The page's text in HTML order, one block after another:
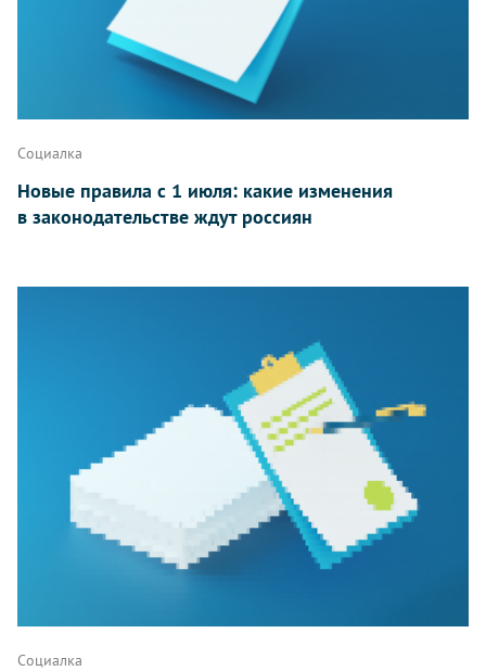
Социалка
Новые правила с 1 июля: какие изменения
в законодательстве ждут россиян
Социалка